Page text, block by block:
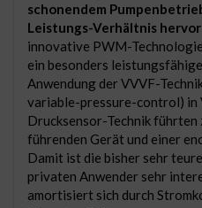
schonendem
Leistungs-Verhältnis
innovative PWM-
ein besonders
Anwendung der VVVF-
variable-pressure-control) in
Drucksensor-Technik führten
führenden Gerät und einer
Damit ist die bisher sehr
privaten Anwender sehr
amortisiert sich durch